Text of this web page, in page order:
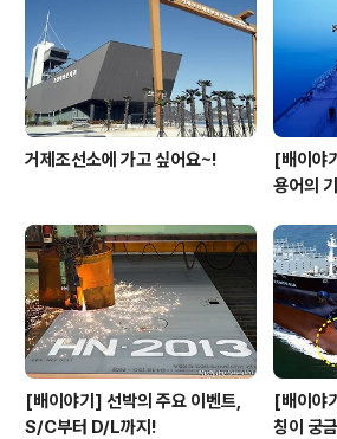
수업에 집중하고 있는 학생들의 모습을 보니 앞으로 삼
중공업의 미래가 더욱 밝게 빛날 것만 같습니다. ^^ 홍
품질명장은 "삼성중공업의 선배로서 일을 하..
거제조선소에 가고 싶어요~!
[배이야
용어의
[배이야기] 선박의 주요 이벤트,
S/C부터 D/L까지!
[배이야
칭이 궁